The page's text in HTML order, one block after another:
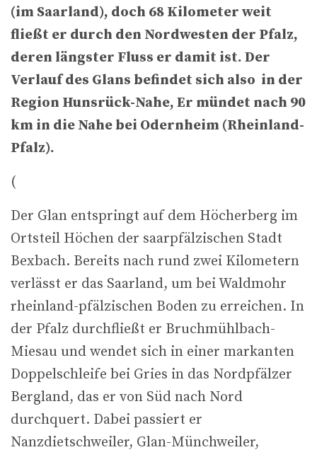
(im Saarland), doch 68 Kilometer weit
fließt er durch den Nordwesten der Pfalz,
deren längster Fluss er damit ist. Der
Verlauf des Glans befindet sich also in der
Region Hunsrück-Nahe, Er mündet nach 90
km in die Nahe bei Odernheim (Rheinland-
Pfalz).
(
Der Glan entspringt auf dem Höcherberg im
Ortsteil Höchen der saarpfälzischen Stadt
Bexbach. Bereits nach rund zwei Kilometern
verlässt er das Saarland, um bei Waldmohr
rheinland-pfälzischen Boden zu erreichen. In
der Pfalz durchfließt er Bruchmühlbach-
Miesau und wendet sich in einer markanten
Doppelschleife bei Gries in das Nordpfälzer
Bergland, das er von Süd nach Nord
durchquert. Dabei passiert er
Nanzdietschweiler, Glan-Münchweiler,